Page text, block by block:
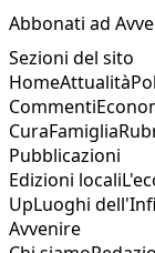
Abbonati ad
Sezioni del sito
HomeAttualità
Commenti
CuraFamiglia
Pubblicazioni
Edizioni locali
UpLuoghi
Avvenire